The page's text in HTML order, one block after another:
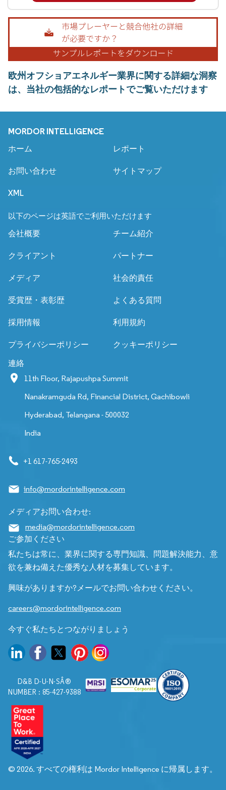
欧州オフショアエネルギー業界に関する詳細な洞察
は、当社の包括的なレポートでご覧いただけます
MORDOR INTELLIGENCE
ホーム レポート
お問い合わせ サイトマップ
XML
以下のページは英語でご利用いただけます
会社概要 チーム紹介
クライアント パートナー
メディア 社会的責任
受賞歴・表彰歴 よくある質問
採用情報 利用規約
プライバシーポリシー クッキーポリシー
連絡
11th Floor, Rajapushpa Summit
Nanakramguda Rd, Financial District, Gachibowli
Hyderabad, Telangana - 500032
India
+1 617-765-2493
info@mordorintelligence.com
メディアお問い合わせ:
media@mordorintelligence.com
ご参加ください
私たちは常に、業界に関する専門知識、問題解決能力、意
欲を兼ね備えた優秀な人材を募集しています。
興味がありますか?メールでお問い合わせください。
careers@mordorintelligence.com
今すぐ私たちとつながりましょう
D&B D-U-N-SÂ®
NUMBER : 85-427-9388
© 2026. すべての権利は Mordor Intelligence に帰属します。